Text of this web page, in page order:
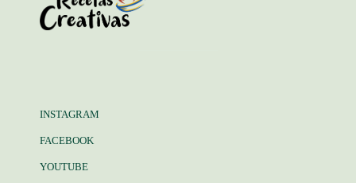
INSTAGRAM
FACEBOOK
YOUTUBE